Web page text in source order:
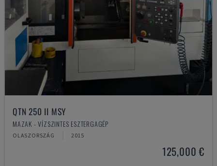
QTN 250 II MSY
MAZAK - VÍZSZINTES ESZTERGAGÉP
OLASZORSZÁG 2015
125,000 €